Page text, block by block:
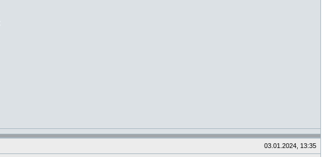
03.01.2024, 13:35